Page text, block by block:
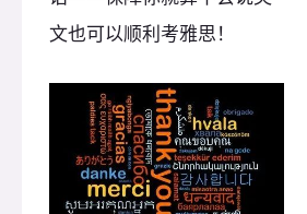
文也可以顺利考雅思！